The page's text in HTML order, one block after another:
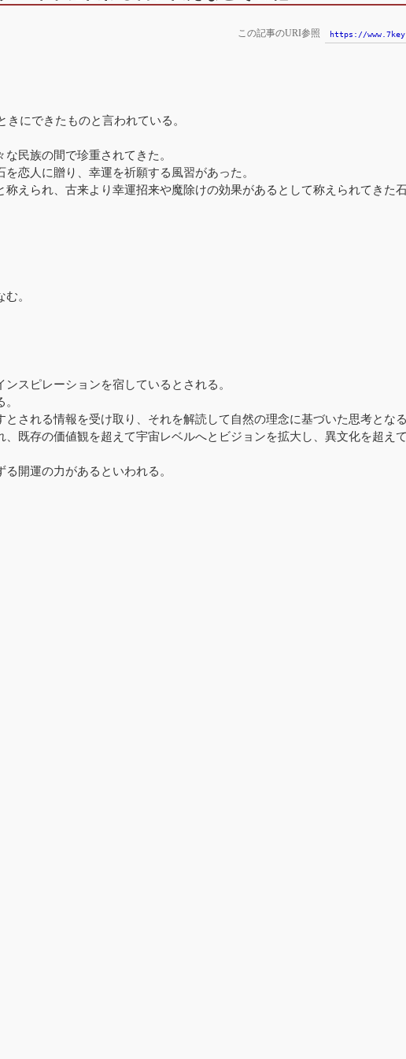
この記事のURI参照
https://
にできたものと言われている。
民族の間で珍重されてきた。
恋人に贈り、幸運を祈願する風習があった。
えられ、古来より幸運招来や魔除けの効果があるとして称えられてきた石
。
スピレーションを宿しているとされる。
される情報を受け取り、それを解読して自然の理念に基づいた思考とな
既存の価値観を超えて宇宙レベルへとビジョンを拡大し、異文化を超え
開運の力があるといわれる。